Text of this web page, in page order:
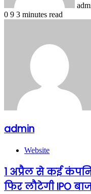
0 9 3 minutes read
admin
Website
1 अप्रैल से कई
फिर लौटेगी IPO